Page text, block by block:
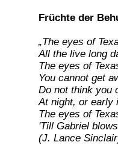
Früchte der
„The eyes of
All the live long
The eyes of
You cannot get
Do not think you
At night, or early
The eyes of
'Till Gabriel
(J. Lance